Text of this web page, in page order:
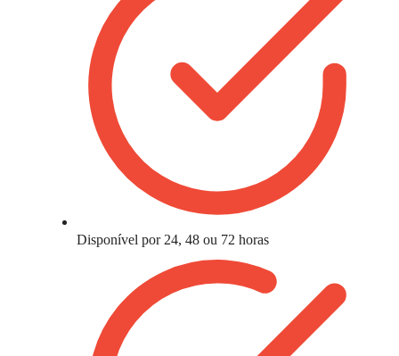
Disponível por 24, 48 ou 72 horas